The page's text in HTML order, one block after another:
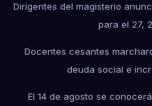
Dirigentes del magisterio
para el 27,
Docentes cesantes
deuda social e
El 14 de agosto se